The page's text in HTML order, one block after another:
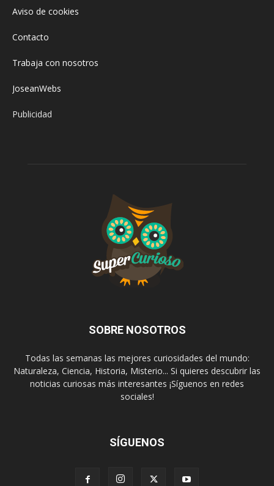
Aviso de cookies
Contacto
Trabaja con nosotros
JoseanWebs
Publicidad
SOBRE NOSOTROS
Todas las semanas las mejores curiosidades del mundo:
Naturaleza, Ciencia, Historia, Misterio... Si quieres descubrir las
noticias curiosas más interesantes ¡Síguenos en redes
sociales!
SÍGUENOS